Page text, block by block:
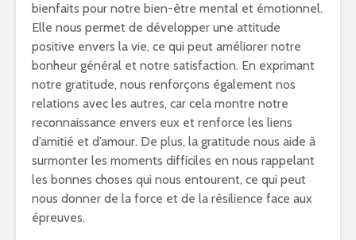
bienfaits pour notre bien-être mental et émotionnel.
Elle nous permet de développer une attitude
positive envers la vie, ce qui peut améliorer notre
bonheur général et notre satisfaction. En exprimant
notre gratitude, nous renforçons également nos
relations avec les autres, car cela montre notre
reconnaissance envers eux et renforce les liens
d’amitié et d’amour. De plus, la gratitude nous aide à
surmonter les moments difficiles en nous rappelant
les bonnes choses qui nous entourent, ce qui peut
nous donner de la force et de la résilience face aux
épreuves.